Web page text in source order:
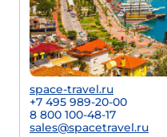
space-travel.ru
+7 495 989-20-00
8 800 100-48-17
sales@spacetravel.ru